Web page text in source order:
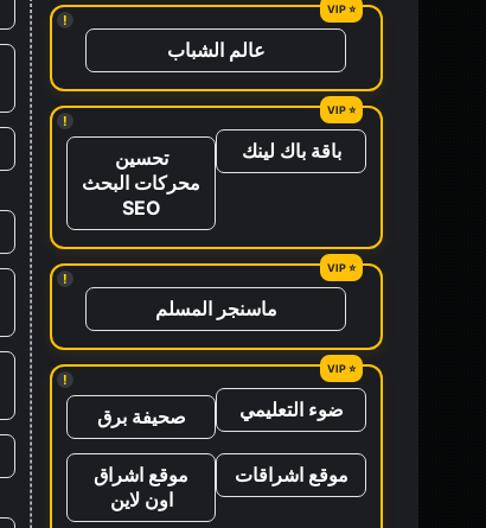
!
عالم الشباب
!
باقة باك لينك
تحسين
محركات البحث
SEO
!
ماسنجر المسلم
!
ضوء التعليمي صحيفة برق
موقع اشراقات
موقع اشراق
اون لاين